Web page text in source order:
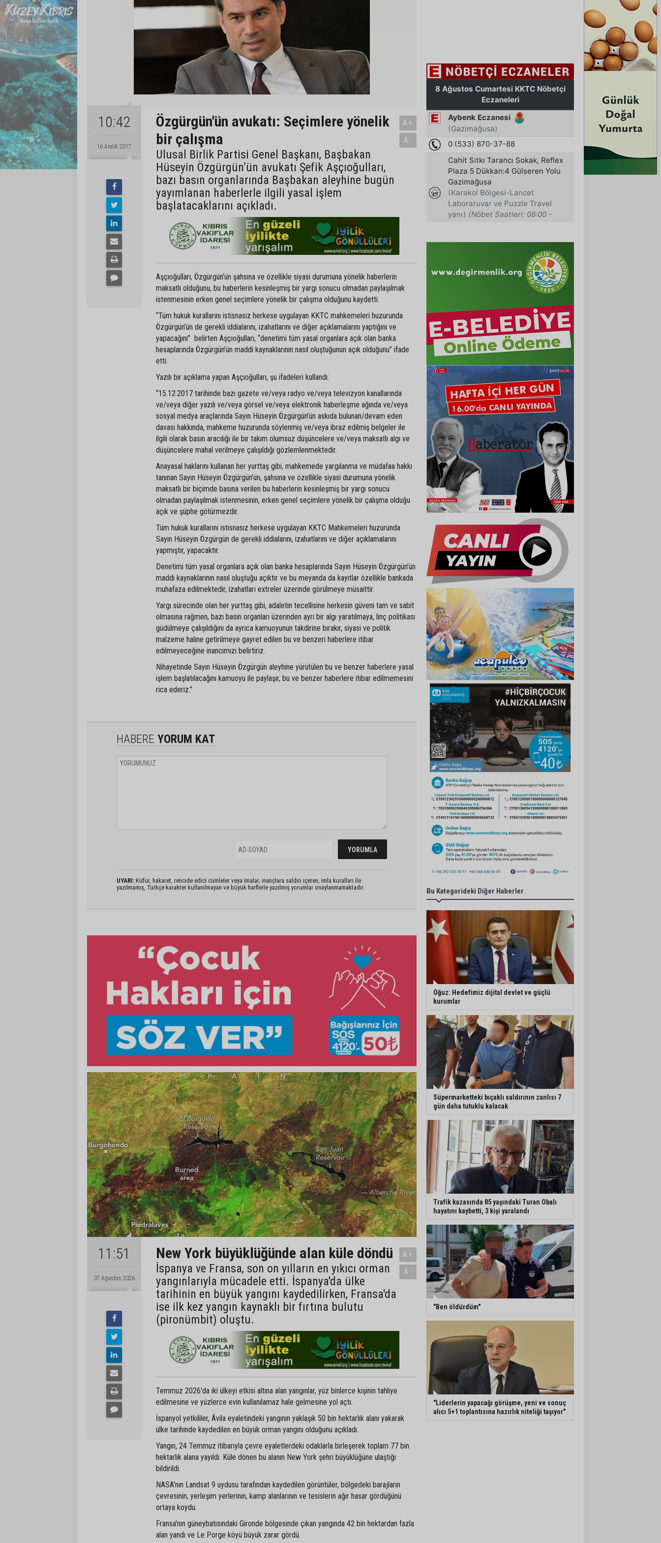
10:42
16 Aralık 2017
Özgürgün'ün avukatı: Seçimlere yönelik
bir çalışma
Ulusal Birlik Partisi Genel Başkanı, Başbakan
Hüseyin Özgürgün’ün avukatı Şefik Aşçıoğulları,
bazı basın organlarında Başbakan aleyhine bugün
yayımlanan haberlerle ilgili yasal işlem
başlatacaklarını açıkladı.
A+
A-
Aşçıoğulları, Özgürgün’ün şahsına ve özellikle siyasi durumuna yönelik haberlerin
maksatlı olduğunu, bu haberlerin kesinleşmiş bir yargı sonucu olmadan paylaşılmak
istenmesinin erken genel seçimlere yönelik bir çalışma olduğunu kaydetti.
“Tüm hukuk kurallarını istisnasız herkese uygulayan KKTC mahkemeleri huzurunda
Özgürgün’ün de gerekli iddialarını, izahatlarını ve diğer açıklamalarını yaptığını ve
yapacağını” belirten Aşçıoğulları, “denetimi tüm yasal organlara açık olan banka
hesaplarında Özgürgün’ün maddi kaynaklarının nasıl oluştuğunun açık olduğunu” ifade
etti.
Yazılı bir açıklama yapan Aşçıoğulları, şu ifadeleri kullandı:
“15.12.2017 tarihinde bazı gazete ve/veya radyo ve/veya televizyon kanallarında
ve/veya diğer yazılı ve/veya görsel ve/veya elektronik haberleşme ağında ve/veya
sosyal medya araçlarında Sayın Hüseyin Özgürgün’ün askıda bulunan/devam eden
davası hakkında, mahkeme huzurunda söylenmiş ve/veya ibraz edilmiş belgeler ile
ilgili olarak basın aracılığı ile bir takım olumsuz düşüncelere ve/veya maksatlı algı ve
düşüncelere mahal verilmeye çalışıldığı gözlemlenmektedir.
Anayasal haklarını kullanan her yurttaş gibi, mahkemede yargılanma ve müdafaa hakkı
tanınan Sayın Hüseyin Özgürgün’ün, şahsına ve özellikle siyasi durumuna yönelik
maksatlı bir biçimde basına verilen bu haberlerin kesinleşmiş bir yargı sonucu
olmadan paylaşılmak istenmesinin, erken genel seçimlere yönelik bir çalışma olduğu
açık ve şüphe götürmezdir.
Tüm hukuk kurallarını istisnasız herkese uygulayan KKTC Mahkemeleri huzurunda
Sayın Hüseyin Özgürgün de gerekli iddialarını, izahatlarını ve diğer açıklamalarını
yapmıştır, yapacaktır.
Denetimi tüm yasal organlara açık olan banka hesaplarında Sayın Hüseyin Özgürgün’ün
maddi kaynaklarının nasıl oluştuğu açıktır ve bu meyanda da kayıtlar özellikle bankada
muhafaza edilmektedir, izahatları extreler üzerinde görülmeye müsaittir.
Yargı sürecinde olan her yurttaş gibi, adaletin tecellisine herkesin güveni tam ve sabit
olmasına rağmen, bazı basın organları üzerinden ayrı bir algı yaratılmaya, linç politikası
güdülmeye çalışıldığını da ayrıca kamuoyunun takdirine bırakır, siyasi ve politik
malzeme haline getirilmeye gayret edilen bu ve benzeri haberlere itibar
edilmeyeceğine inancımızı belirtiriz.
Nihayetinde Sayın Hüseyin Özgürgün aleyhine yürütülen bu ve benzer haberlere yasal
işlem başlatılacağını kamuoyu ile paylaşır, bu ve benzer haberlere itibar edilmemesini
rica ederiz.”
HABERE YORUM KAT
UYARI: Küfür, hakaret, rencide edici cümleler veya imalar, inançlara saldırı içeren, imla kuralları ile
yazılmamış, Türkçe karakter kullanılmayan ve büyük harflerle yazılmış yorumlar onaylanmamaktadır.
11:51
07 Ağustos 2026
New York büyüklüğünde alan küle döndü
İspanya ve Fransa, son on yılların en yıkıcı orman
yangınlarıyla mücadele etti. İspanya'da ülke
tarihinin en büyük yangını kaydedilirken, Fransa'da
ise ilk kez yangın kaynaklı bir fırtına bulutu
(pironümbit) oluştu.
A+
A-
Temmuz 2026'da iki ülkeyi etkisi altına alan yangınlar, yüz binlerce kişinin tahliye
edilmesine ve yüzlerce evin kullanılamaz hale gelmesine yol açtı.
İspanyol yetkililer, Ávila eyaletindeki yangının yaklaşık 50 bin hektarlık alanı yakarak
ülke tarihinde kaydedilen en büyük orman yangını olduğunu açıkladı.
Yangın, 24 Temmuz itibarıyla çevre eyaletlerdeki odaklarla birleşerek toplam 77 bin
hektarlık alana yayıldı. Küle dönen bu alanın New York şehri büyüklüğüne ulaştığı
bildirildi.
NASA'nın Landsat 9 uydusu tarafından kaydedilen görüntüler, bölgedeki barajların
çevresinin, yerleşim yerlerinin, kamp alanlarının ve tesislerin ağır hasar gördüğünü
ortaya koydu.
Fransa'nın güneybatısındaki Gironde bölgesinde çıkan yangında 42 bin hektardan fazla
alan yandı ve Le Porge köyü büyük zarar gördü.
Bu Kategorideki Diğer Haberler
Oğuz: Hedefimiz dijital devlet ve güçlü
kurumlar
Süpermarketteki bıçaklı saldırının zanlısı 7
gün daha tutuklu kalacak
Trafik kazasında 85 yaşındaki Turan Obalı
hayatını kaybetti, 3 kişi yaralandı
"Ben öldürdüm"
"Liderlerin yapacağı görüşme, yeni ve sonuç
alıcı 5+1 toplantısına hazırlık niteliği taşıyor"